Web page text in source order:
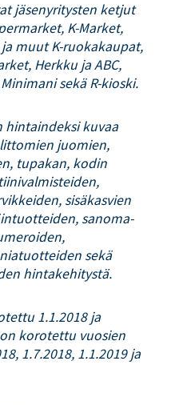
jäsenyritysten ketjut
K-Market,
muut K-ruokakaupat,
Herkku ja ABC,
sekä R-kioski.
hintaindeksi kuvaa
juomien,
tupakan, kodin
sisäkasvien
sanoma-
sekä
hintakehitystä.
1.1.2018 ja
korotettu vuosien
1.7.2018, 1.1.2019 ja